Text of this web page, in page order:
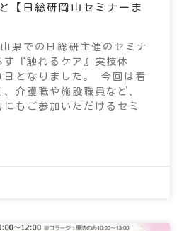
【日総研岡山セミナーま
県での日総研主催のセミナ
す『触れるケア』実技体
日となりました。 今回は看
介護職や施設職員など、
にもご参加いただけるセミ